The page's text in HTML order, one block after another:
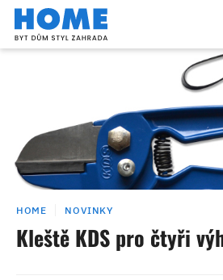
HOME NOVINKY
Kleště KDS pro čtyři